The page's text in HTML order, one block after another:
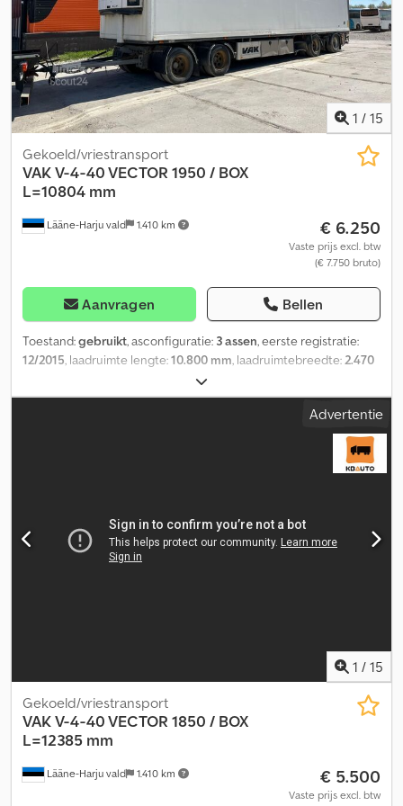
voorbehoud van fouten, wijzigingen en tussenverkoop !!! = Meer
informatie = zGG: 18.000 kg Neem contact op met Tobias Ebert
voor meer informatie.
1 / 15
Lääne-Harju vald 1.410 km
Gekoeld/vriestransport
VAKV-4-40 VECTOR 1950 / BOX
L=10804 mm
€ 6.250
Vaste prijs excl. btw
(€ 7.750 bruto)
Aanvragen Bellen
Toestand:gebruikt, asconfiguratie: 3 assen, eerste registratie:
12/2015, laadruimte lengte:10.800 mm, laadruimtebreedte:2.470
3.250 mm, totale lengte:
breedte:2.600 mm, totale hoogte:4.500 mm, ophanging:lucht,
, = Extra opties en accessoires = Dsdpfx Agsutfzqj
Opmerkingen = Aanvullende informatie: Merk: VAK Model: V-4-40
Opbouw: koelopbouw (Vector 1950 / 10.865 uur / box L=10.804 /
4.500 mm Gewichten: vol/leeg: 38.000 kg / 15.100 kg Soort
ophanging: luchtvering Remmen: schijfremmen = Meer informatie
= Ophanging: luchtvering Leeggewicht: 15.100 kg Laadvermogen:
Advertentie
1 / 15
Lääne-Harju vald 1.410 km
Gekoeld/vriestransport
VAKV-4-40 VECTOR 1850 / BOX
L=12385 mm
€ 5.500
Vaste prijs excl. btw